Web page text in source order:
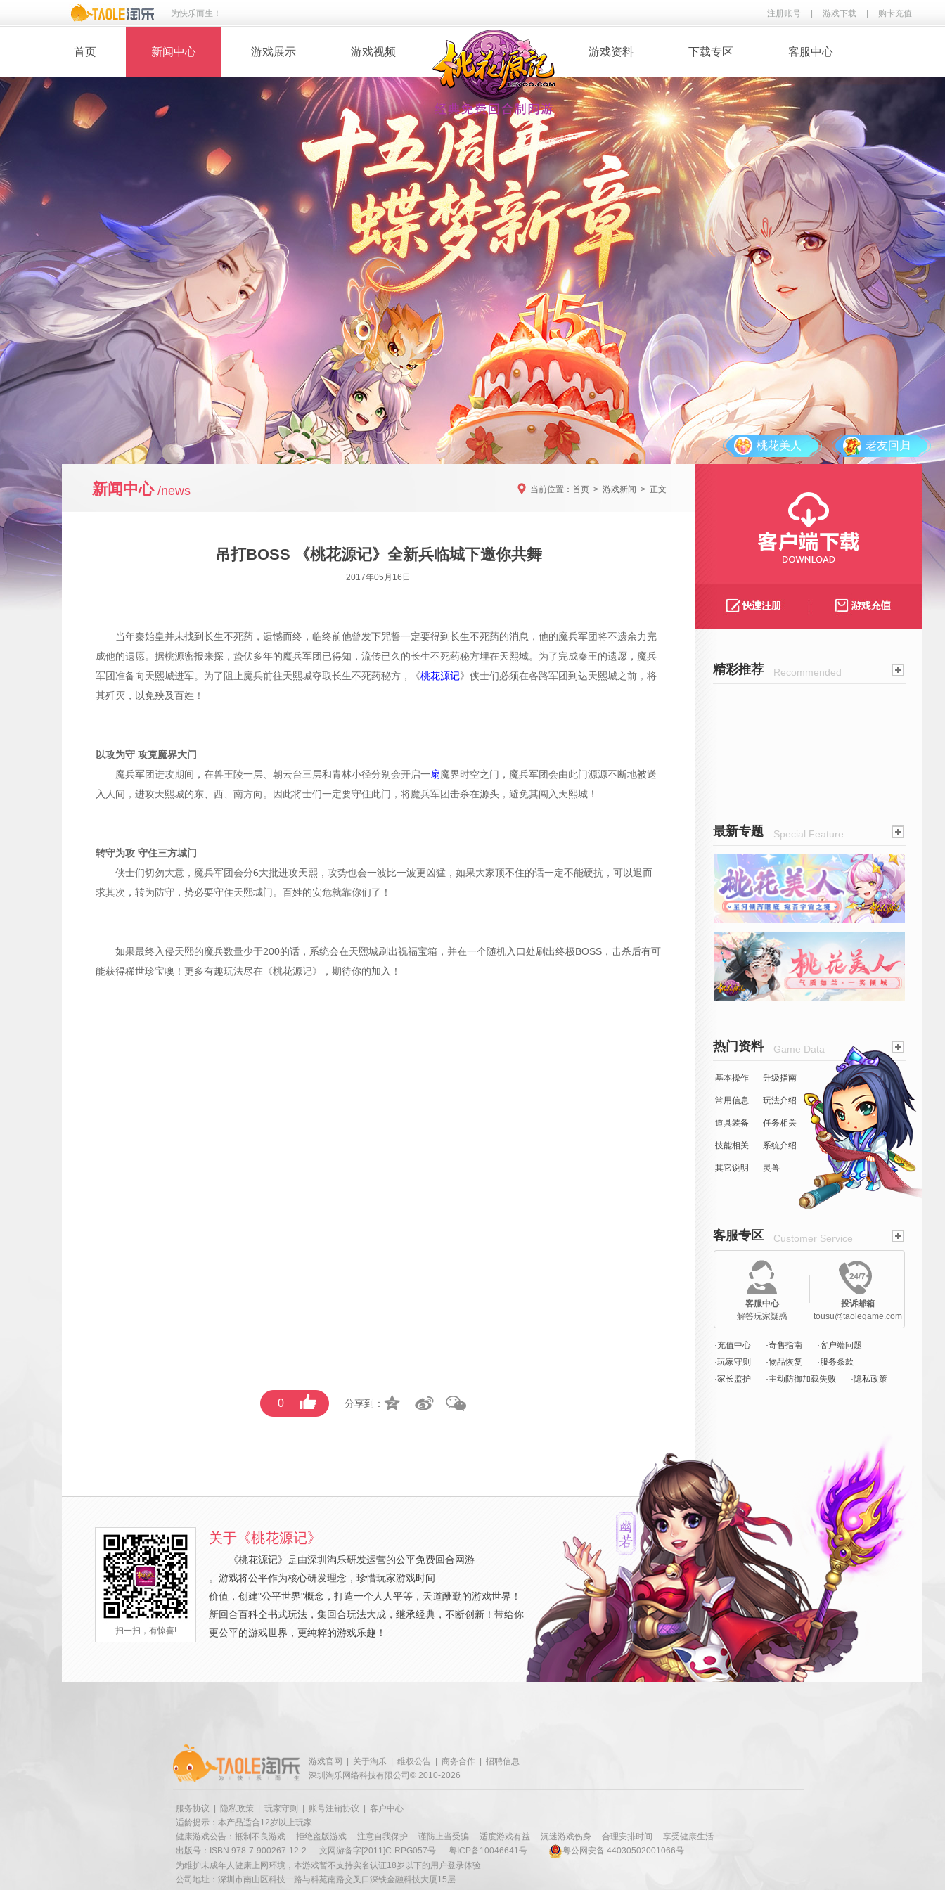
为快乐而生！ 注册账号 游戏下载 购卡充值
首页 新闻中心 游戏展示 游戏视频 客服中心
下载专区
游戏资料
· 维护公告
· 桃花美人
· 桃花服战
· 玩家自制
· 版本CG
· 解说视频
· 录像下载
· 游戏音乐
· 玩家翻唱
· 新手指南
· 资料攻略
· 召唤兽图鉴
老友回归
桃花美人
新闻中心 /news 当前位置： 首页 > 游戏新闻 > 正文
吊打BOSS 《桃花源记》全新兵临城下邀你共舞
2017年05月16日
当年秦始皇并未找到长生不死药，遗憾而终，临终前他曾发下咒誓一定要得到长生不死药的消息，他的魔兵军团将不遗余力完
成他的遗愿。据桃源密报来探，蛰伏多年的魔兵军团已得知，流传已久的长生不死药秘方埋在天熙城。为了完成秦王的遗愿，魔兵
军团准备向天熙城进军。为了阻止魔兵前往天熙城夺取长生不死药秘方，《桃花源记》侠士们必须在各路军团到达天熙城之前，将
其歼灭，以免殃及百姓！
以攻为守 攻克魔界大门
魔兵军团进攻期间，在兽王陵一层、朝云台三层和青林小径分别会开启一扇魔界时空之门，魔兵军团会由此门源源不断地被送
入人间，进攻天熙城的东、西、南方向。因此将士们一定要守住此门，将魔兵军团击杀在源头，避免其闯入天熙城！
转守为攻 守住三方城门
侠士们切勿大意，魔兵军团会分6大批进攻天熙，攻势也会一波比一波更凶猛，如果大家顶不住的话一定不能硬抗，可以退而
求其次，转为防守，势必要守住天熙城门。百姓的安危就靠你们了！
如果最终入侵天熙的魔兵数量少于200的话，系统会在天熙城刷出祝福宝箱，并在一个随机入口处刷出终极BOSS，击杀后有可
能获得稀世珍宝噢！更多有趣玩法尽在《桃花源记》，期待你的加入！
0 分享到：
扫一扫，有惊喜!
关于《桃花源记》
《桃花源记》是由深圳淘乐研发运营的公平免费回合网游
。游戏将公平作为核心研发理念，珍惜玩家游戏时间
价值，创建"公平世界"概念，打造一个人人平等，天道酬勤的游戏世界！
新回合百科全书式玩法，集回合玩法大成，继承经典，不断创新！带给你
更公平的游戏世界，更纯粹的游戏乐趣！
精彩推荐 Recommended
最新专题 Special Feature
热门资料 Game Data
基本操作 升级指南
常用信息 玩法介绍
道具装备 任务相关
技能相关 系统介绍
其它说明 灵兽
客服专区 Customer Service
客服中心
解答玩家疑惑
投诉邮箱
tousu@taolegame.com
·充值中心 ·寄售指南
·客户端问题
·玩家守则
·物品恢复
·服务条款
·家长监护
·主动防御加载失败 ·隐私政策
游戏官网 关于淘乐 维权公告 商务合作
招聘信息
深圳淘乐网络科技有限公司© 2010-2026
服务协议 隐私政策 玩家守则 账号注销协议
客户中心
适龄提示：本产品适合12岁以上玩家
健康游戏公告：抵制不良游戏
拒绝盗版游戏 注意自我保护 谨防上当受骗 适度游戏有益 沉迷游戏伤身 合理安排时间
享受健康生活
出版号：ISBN 978-7-900267-12-2
文网游备字[2011]C-RPG057号 粤ICP备10046641号
粤公网安备 44030502001066号
为维护未成年人健康上网环境，本游戏暂不支持实名认证18岁以下的用户登录体验
公司地址：深圳市南山区科技一路与科苑南路交叉口深铁金融科技大厦15层